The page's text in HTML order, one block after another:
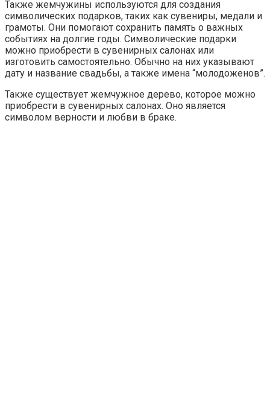
Также жемчужины используются для создания
символических подарков, таких как сувениры, медали и
грамоты. Они помогают сохранить память о важных
событиях на долгие годы. Символические подарки
можно приобрести в сувенирных салонах или
изготовить самостоятельно. Обычно на них указывают
дату и название свадьбы, а также имена “молодоженов”.
Также существует жемчужное дерево, которое можно
приобрести в сувенирных салонах. Оно является
символом верности и любви в браке.